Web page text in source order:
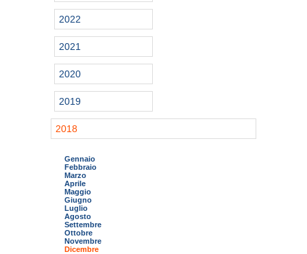
2022
2021
2020
2019
2018
Gennaio
Febbraio
Marzo
Aprile
Maggio
Giugno
Luglio
Agosto
Settembre
Ottobre
Novembre
Dicembre